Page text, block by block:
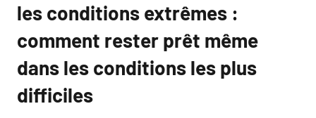
les conditions extrêmes :
comment rester prêt même
dans les conditions les plus
difficiles